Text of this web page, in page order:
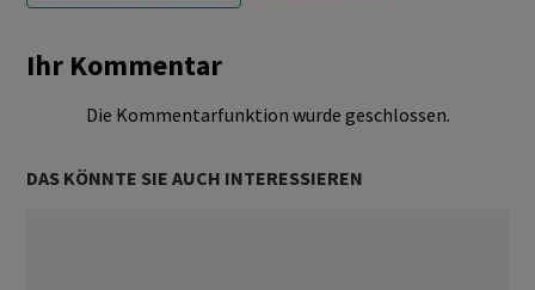
Ihr Kommentar
Die Kommentarfunktion wurde geschlossen.
DAS KÖNNTE SIE AUCH INTERESSIEREN